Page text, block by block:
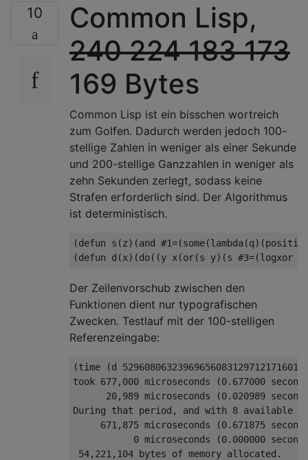
10
Common Lisp,
240224183173
169 Bytes
Common Lisp ist ein bisschen wortreich
zum Golfen. Dadurch werden jedoch 100-
stellige Zahlen in weniger als einer Sekunde
und 200-stellige Ganzzahlen in weniger als
zehn Sekunden zerlegt, sodass keine
Strafen erforderlich sind. Der Algorithmus
ist deterministisch.
(defun s(z)(and
Der Zeilenvorschub zwischen den
Funktionen dient nur typografischen
Zwecken. Testlauf mit der 100-stelligen
Referenzeingabe:
(time (d
took 677,000 microseconds (0.677000
20,989 microseconds (0.020989
During that period, and with 8 available
671,875 microseconds (0.671875
0 microseconds (0.000000
54,221,104 bytes of memory allocated.